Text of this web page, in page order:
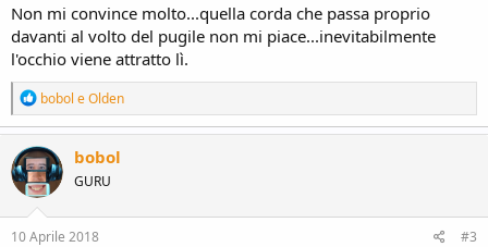
e
Non mi convince molto...quella corda che passa proprio
davanti al volto del pugile non mi piace...inevitabilmente
l'occhio viene attratto lì.
R
e
a
c
t
i
o
n
s
bobol eOlden
bobol
GURU
10 Aprile 2018 #3